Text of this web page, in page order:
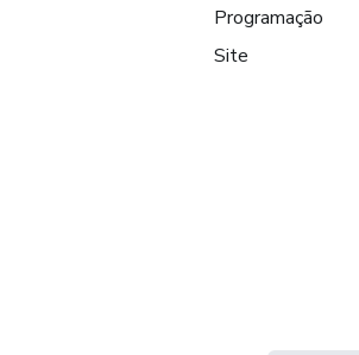
Programação
Site